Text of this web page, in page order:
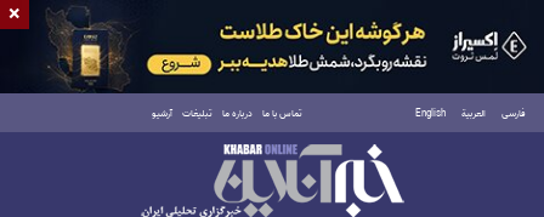
فارسی العربية English تماس با ما درباره ما تبلیغات آرشیو
یکشنبه ۱۸ مرداد ۱۴۰۵
×